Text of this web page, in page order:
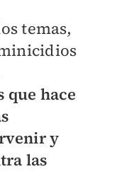
temas,
que hace
y
las